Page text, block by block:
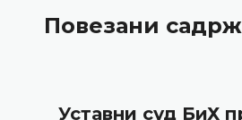
Повезани
Најава